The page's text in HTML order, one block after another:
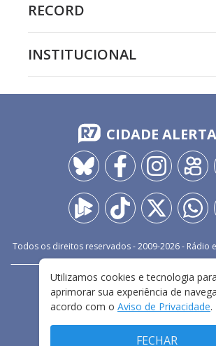
RECORD
INSTITUCIONAL
CIDADE
Todos os direitos reservados - 2009-2026- Rádio
FALE CONOSCO
TERMOS E CONDIÇÕES DE USO
Utilizamos cookies e tecnologia para
aprimorar sua experiência de
acordo com o Aviso de Privacidade.
FECHAR